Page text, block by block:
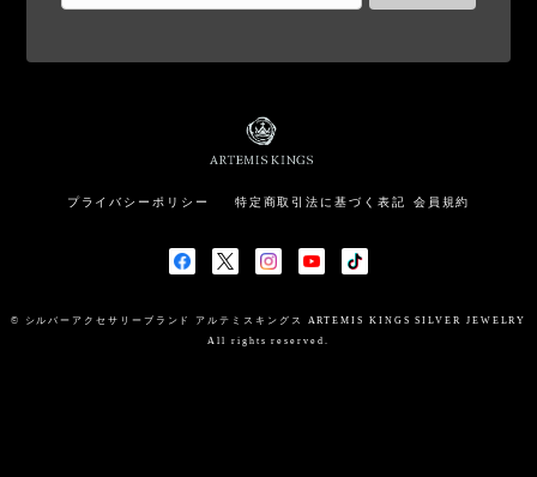
プライバシーポリシー 特定商取引法に基づく表記 会員規約
© シルバーアクセサリーブランド アルテミスキングス ARTEMIS KINGS SILVER JEWELRY
All rights reserved.